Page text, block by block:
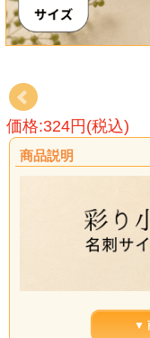
価格:324円(税込)
商品説明
▼